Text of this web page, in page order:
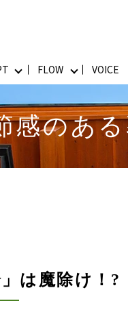
FLOW VOICE
感のあ
は魔除け！?